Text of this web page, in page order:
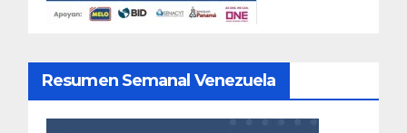
Resumen Semanal Venezuela